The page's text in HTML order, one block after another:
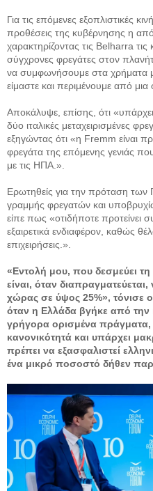
Για τις επόμενες εξοπλιστικές
προθέσεις της κυβέρνησης η
χαρακτηρίζοντας τις Belharra
σύγχρονες φρεγάτες στον
να συμφωνήσουμε στα χρήματα
είμαστε και περιμένουμε από
Αποκάλυψε, επίσης, ότι
δύο ιταλικές μεταχειρισμένες
εξηγώντας ότι «η Fremm είναι
φρεγάτα της επόμενης γενιάς
με τις ΗΠΑ.».
Ερωτηθείς για την πρόταση των
γραμμής φρεγατών και
είπε πως «οτιδήποτε προτείνει
εξαιρετικά ενδιαφέρον, καθώς
επιχειρήσεις.».
«Εντολή μου, που δεσμεύει
είναι, όταν
χώρας σε ύψος 25%», τόνισε ο
όταν η Ελλάδα βγήκε από την
γρήγορα ορισμένα πράγματα,
κανονικότητά και υπάρχει
πρέπει να εξασφαλιστεί
ένα μικρό ποσοστό δήθεν